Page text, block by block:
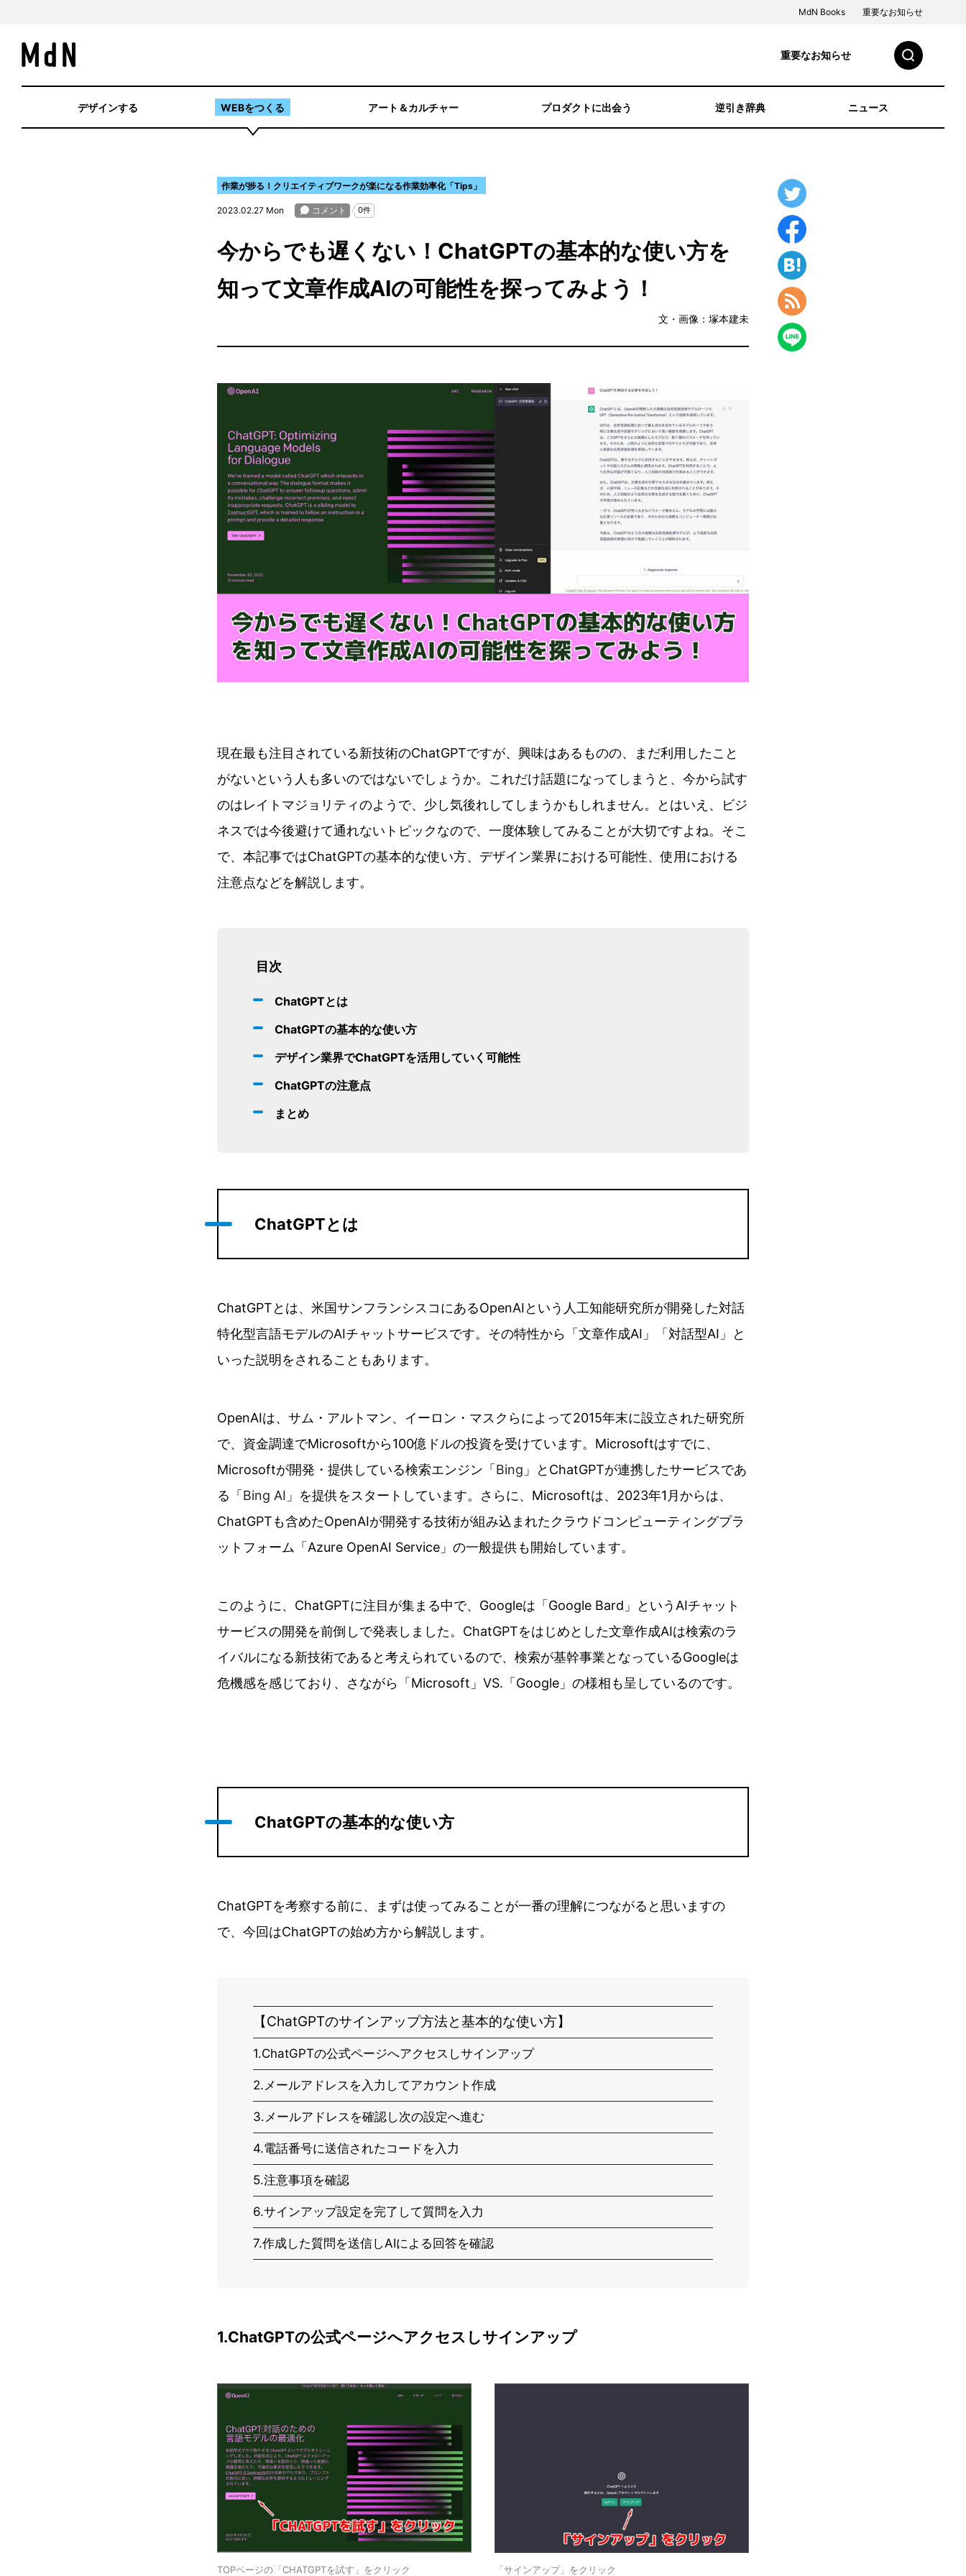
MdN Books 重要なお知らせ
重要なお知らせ
デザインする WEBをつくる アート＆カルチャー プロダクトに出会う 逆引き辞典 ニュース
作業が捗る！クリエイティブワークが楽になる作業効率化「Tips」
2023.02.27 Mon
今からでも遅くない！ChatGPTの基本的な使い方を
知って文章作成AIの可能性を探ってみよう！
文・画像：塚本建未
現在最も注目されている新技術のChatGPTですが、興味はあるものの、まだ利用したこと
がないという人も多いのではないでしょうか。これだけ話題になってしまうと、今から試す
のはレイトマジョリティのようで、少し気後れしてしまうかもしれません。とはいえ、ビジ
ネスでは今後避けて通れないトピックなので、一度体験してみることが大切ですよね。そこ
で、本記事ではChatGPTの基本的な使い方、デザイン業界における可能性、使用における
注意点などを解説します。
目次
ChatGPTとは
ChatGPTの基本的な使い方
デザイン業界でChatGPTを活用していく可能性
ChatGPTの注意点
まとめ
ChatGPTとは
ChatGPTとは、米国サンフランシスコにあるOpenAIという人工知能研究所が開発した対話
特化型言語モデルのAIチャットサービスです。その特性から「文章作成AI」「対話型AI」と
いった説明をされることもあります。
OpenAIは、サム・アルトマン、イーロン・マスクらによって2015年末に設立された研究所
で、資金調達でMicrosoftから100億ドルの投資を受けています。Microsoftはすでに、
Microsoftが開発・提供している検索エンジン「 Bing 」とChatGPTが連携したサービスであ
る「 Bing AI 」を提供をスタートしています。さらに、Microsoftは、2023年1月からは、
ChatGPTも含めたOpenAIが開発する技術が組み込まれたクラウドコンピューティングプラ
ットフォーム「Azure OpenAI Service」の一般提供も開始しています。
このように、ChatGPTに注目が集まる中で、Googleは「Google Bard」というAIチャット
サービスの開発を前倒しで発表しました。ChatGPTをはじめとした文章作成AIは検索のラ
イバルになる新技術であると考えられているので、検索が基幹事業となっているGoogleは
危機感を感じており、さながら「Microsoft」VS.「Google」の様相も呈しているのです。
ChatGPTの基本的な使い方
ChatGPTを考察する前に、まずは使ってみることが一番の理解につながると思いますの
で、今回はChatGPTの始め方から解説します。
【ChatGPTのサインアップ方法と基本的な使い方】
1.ChatGPTの公式ページへアクセスしサインアップ
2.メールアドレスを入力してアカウント作成
3.メールアドレスを確認し次の設定へ進む
4.電話番号に送信されたコードを入力
5.注意事項を確認
6.サインアップ設定を完了して質問を入力
7.作成した質問を送信しAIによる回答を確認
1.ChatGPTの公式ページへアクセスしサインアップ
TOPページの「CHATGPTを試す」をクリック 「サインアップ」をクリック